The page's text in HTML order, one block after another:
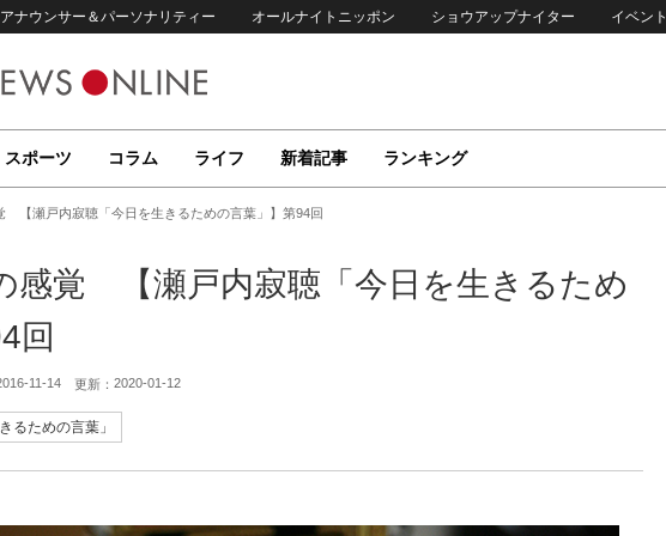
アナウンサー＆パーソナリティー オールナイトニッポン ショウアップナイター イベント
スポーツ コラム ライフ 新着記事 ランキング
【瀬戸内寂聴「今日を生きるための言葉」】第94回
感覚 【瀬戸内寂聴「今日を生きるため
回
11-14 更新： 2020-01-12
るための言葉」